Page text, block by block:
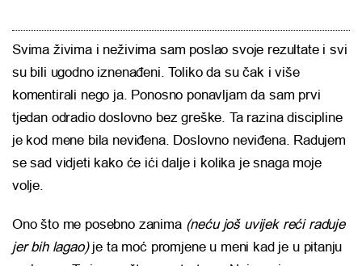
Svima živima i neživima sam poslao svoje rezultate i svi
su bili ugodno iznenađeni. Toliko da su čak i više
komentirali nego ja. Ponosno ponavljam da sam prvi
tjedan odradio doslovno bez greške. Ta razina discipline
je kod mene bila neviđena. Doslovno neviđena. Radujem
se sad vidjeti kako će ići dalje i kolika je snaga moje
volje.
Ono što me posebno zanima (neću još uvijek reći raduje
jer bih lagao)je ta moć promjene u meni kad je u pitanju